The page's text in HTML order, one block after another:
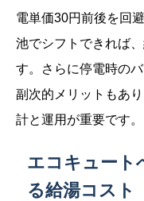
電単価30円前後を回
池でシフトできれば
す。さらに停電時の
副次的メリットもあ
計と運用が重要です。
エコキュート
る給湯コスト